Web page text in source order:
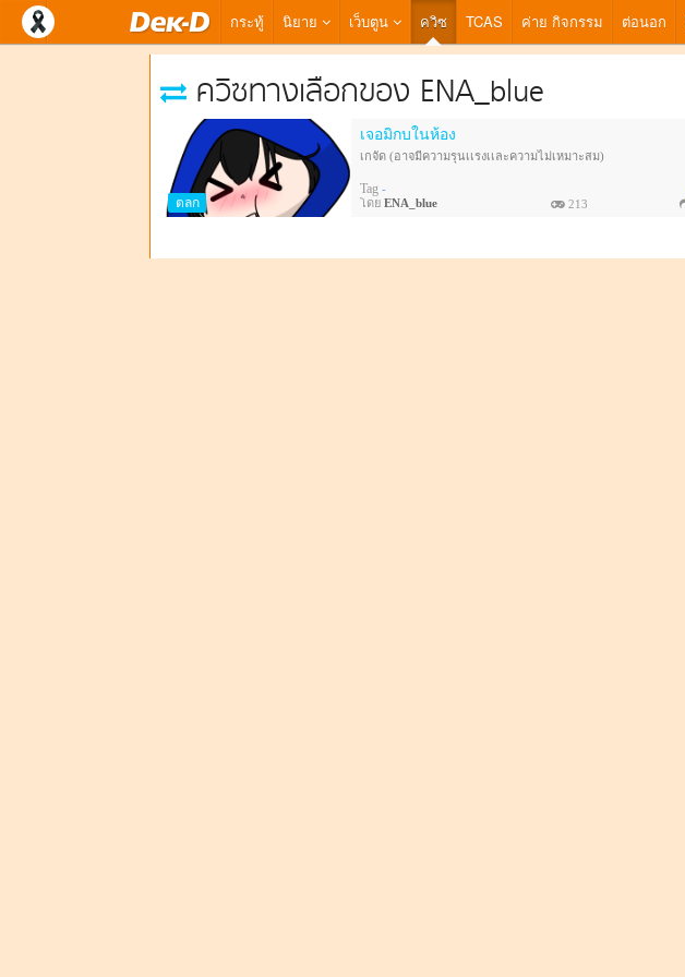
กระทู้ นิยาย เว็บตูน ควิซ TCAS ค่าย กิจกรรม ต่อนอก
ควิซทางเลือกของ ENA_blue
ตลก
เจอมิกบในห้อง
เกจัด (อาจมีความรุนเเรงเเละความไม่เหมาะสม)
Tag -
โดย ENA_blue 213